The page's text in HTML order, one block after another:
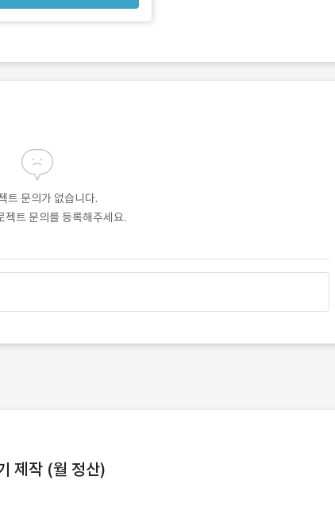
트 문의가 없습니다.
젝트 문의를 등록해주세요.
제작 (월 정산)